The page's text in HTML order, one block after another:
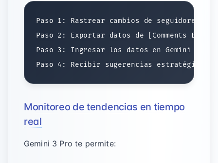
Paso 1: Rastrear cambios de seguidores
Paso 2: Exportar datos de [Comments
Paso 3: Ingresar los datos en Gemini 3
Monitoreo de tendencias en tiempo
real
Gemini 3 Pro te permite: